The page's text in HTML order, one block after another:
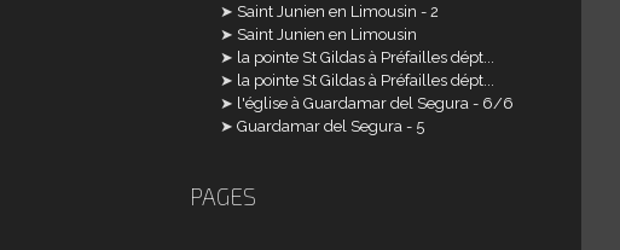
Saint Junien en Limousin - 2
Saint Junien en Limousin
la pointe St Gildas à Préfailles dépt...
la pointe St Gildas à Préfailles dépt...
l'église à Guardamar del Segura - 6/6
Guardamar del Segura - 5
PAGES